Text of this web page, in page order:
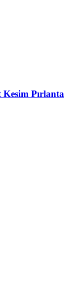
Kesim Pırlanta